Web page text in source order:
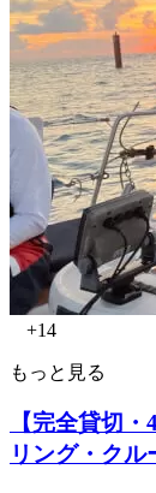
+14
もっと見る
【完全貸切
リング・クル